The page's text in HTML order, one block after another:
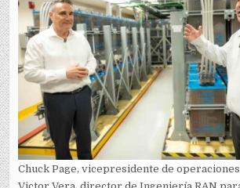
Chuck Page, vicepresidente de